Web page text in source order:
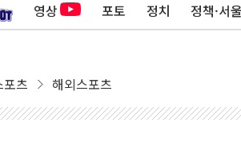
영상 포토 정치 정책·서울
포츠 해외스포츠